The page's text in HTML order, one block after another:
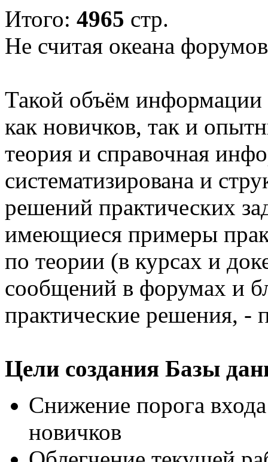
Итого: 4965 стр.
Не считая океана
Такой объём информации
как новичков, так и
теория и справочная
систематизирована и
решений практических
имеющиеся примеры
по теории (в курсах и
сообщений в форумах и
практические решения, -
Цели создания Базы
Снижение порога
новичков